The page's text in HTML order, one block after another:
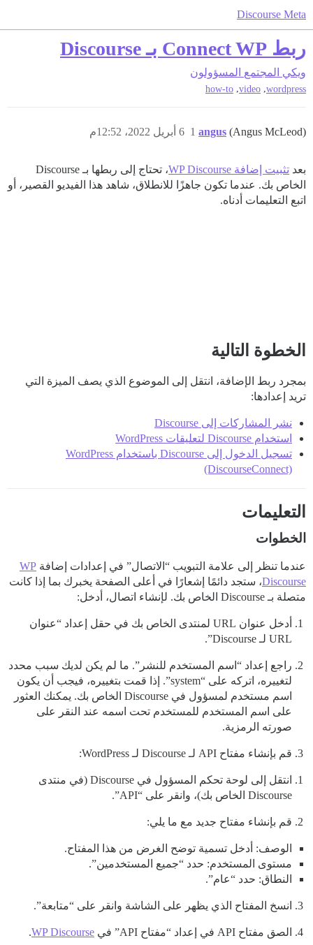
Discourse Meta
ربط Connect WP بـ Discourse
ويكي المجتمع المسؤولون
wordpress
,
video
,
how-to
angus (Angus McLeod) 6 أبريل 2022، 12:52م 1
بعد تثبيت إضافة WP Discourse
، تحتاج إلى ربطها بـ Discourse
الخاص بك. عندما تكون جاهزًا للانطلاق، شاهد هذا الفيديو القصير، أو
اتبع التعليمات أدناه.
الخطوة التالية
بمجرد ربط الإضافة، انتقل إلى الموضوع الذي يصف الميزة التي
تريد إعدادها:
نشر المشاركات إلى Discourse
استخدام Discourse لتعليقات WordPress
تسجيل الدخول إلى Discourse باستخدام WordPress
(DiscourseConnect)
التعليمات
الخطوات
عندما تنظر إلى علامة التبويب “الاتصال” في إعدادات إضافة WP
Discourse، ستجد دائمًا إشعارًا في أعلى الصفحة يخبرك بما إذا كانت
متصلة بـ Discourse الخاص بك. لإنشاء اتصال، أدخل:
أدخل عنوان URL لمنتدى الخاص بك في حقل إعداد “عنوان
URL لـ Discourse”.
راجع إعداد “اسم المستخدم للنشر”. ما لم يكن لديك سبب محدد
لتغييره، اتركه على “system”. إذا قمت بتغييره، فيجب أن يكون
اسم مستخدم لمسؤول في Discourse الخاص بك. يمكنك العثور
على اسم المستخدم للمستخدم تحت اسمه عند النقر على
صورته الرمزية.
قم بإنشاء مفتاح API لـ Discourse لـ WordPress:
انتقل إلى لوحة تحكم المسؤول في Discourse (في منتدى
Discourse الخاص بك)، وانقر على “API”.
قم بإنشاء مفتاح جديد مع ما يلي:
الوصف: أدخل تسمية توضح الغرض من هذا المفتاح.
مستوى المستخدم: حدد “جميع المستخدمين”.
النطاق: حدد “عام”.
انسخ المفتاح الذي يظهر على الشاشة وانقر على “متابعة”.
الصق مفتاح API في إعداد “مفتاح API” في WP Discourse
.